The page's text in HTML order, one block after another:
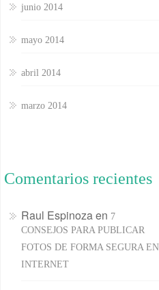
junio 2014
mayo 2014
abril 2014
marzo 2014
Comentarios recientes
Raul Espinozaen 7
CONSEJOS PARA PUBLICAR
FOTOS DE FORMA SEGURA EN
INTERNET